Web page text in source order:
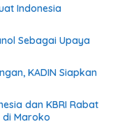
Indonesia
Sebagai Upaya
KADIN Siapkan
dan KBRI Rabat
di Maroko